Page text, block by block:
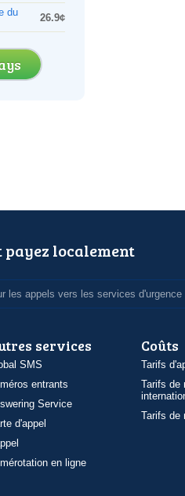
du
26.9¢
localement
les appels vers les services d'urgence
services
SMS
entrants
Service
d'appel
en ligne
Coûts
Tarifs
Tarifs de
Tarifs de